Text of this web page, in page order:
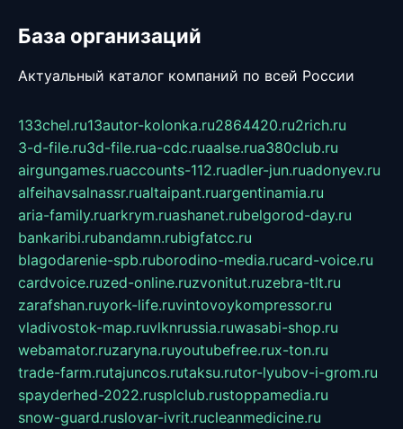
База организаций
Актуальный каталог компаний по всей России
133chel.ru13autor-kolonka.ru2864420.ru2rich.ru
3-d-file.ru3d-file.rua-cdc.ruaalse.rua380club.ru
airgungames.ruaccounts-112.ruadler-jun.ruadonyev.ru
alfeihavsalnassr.rualtaipant.ruargentinamia.ru
aria-family.ruarkrym.ruashanet.rubelgorod-day.ru
bankaribi.rubandamn.rubigfatcc.ru
blagodarenie-spb.ruborodino-media.rucard-voice.ru
cardvoice.ruzed-online.ruzvonitut.ruzebra-tlt.ru
zarafshan.ruyork-life.ruvintovoykompressor.ru
vladivostok-map.ruvlknrussia.ruwasabi-shop.ru
webamator.ruzaryna.ruyoutubefree.rux-ton.ru
trade-farm.rutajuncos.rutaksu.rutor-lyubov-i-grom.ru
spayderhed-2022.rusplclub.rustoppamedia.ru
snow-guard.ruslovar-ivrit.rucleanmedicine.ru